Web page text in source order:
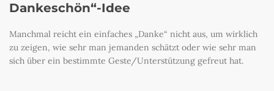
Dankeschön“-Idee
Manchmal reicht ein einfaches „Danke“ nicht aus, um wirklich
zu zeigen, wie sehr man jemanden schätzt oder wie sehr man
sich über ein bestimmte Geste/Unterstützung gefreut hat.